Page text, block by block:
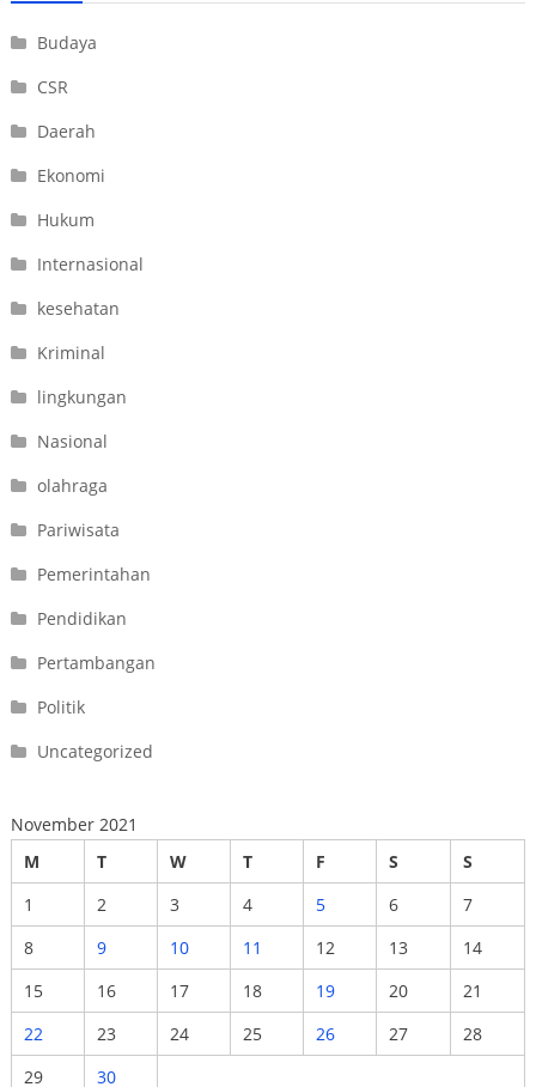
Budaya
CSR
Daerah
Ekonomi
Hukum
Internasional
kesehatan
Kriminal
lingkungan
Nasional
olahraga
Pariwisata
Pemerintahan
Pendidikan
Pertambangan
Politik
Uncategorized
November 2021
M
T W T F S
S
1
2 3 4 5 6
7
8
9 10 11 12 13
14
15
16 17 18 19 20
21
22
23 24 25 26 27
28
29
30